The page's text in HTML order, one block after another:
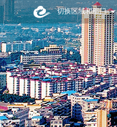
切换区域和部门